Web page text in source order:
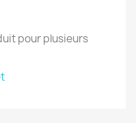
pour plusieurs